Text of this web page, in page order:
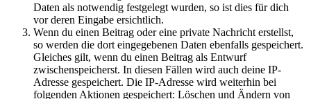
Daten als notwendig festgelegt wurden, so ist dies für dich
vor deren Eingabe ersichtlich.
Wenn du einen Beitrag oder eine private Nachricht erstellst,
so werden die dort eingegebenen Daten ebenfalls gespeichert.
Gleiches gilt, wenn du einen Beitrag als Entwurf
zwischenspeicherst. In diesen Fällen wird auch deine IP-
Adresse gespeichert. Die IP-Adresse wird weiterhin bei
folgenden Aktionen gespeichert: Löschen und Ändern von